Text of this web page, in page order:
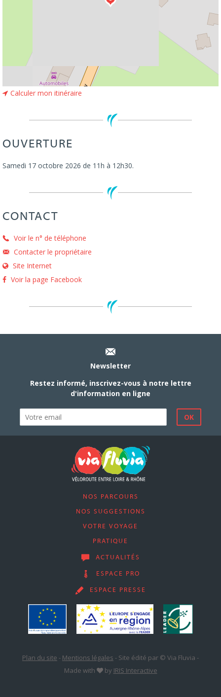
Calculer mon itinéraire
OUVERTURE
Samedi 17 octobre 2026 de 11h à 12h30.
CONTACT
Voir le n° de téléphone
Contacter le propriétaire
Site Internet
Voir la page Facebook
Newsletter
Restez informé, inscrivez-vous à notre lettre
d'information en ligne
NOS PARCOURS
NOS SUGGESTIONS
VOTRE VOYAGE
PRATIQUE
ACTUALITÉS
ESPACE PRO
ESPACE PRESSE
Plan du site - Mentions légales - Site édité par © Via Fluvia -
Made with
by IRIS Interactive